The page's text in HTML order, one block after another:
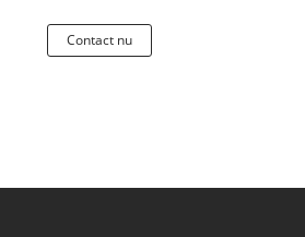
Contact nu